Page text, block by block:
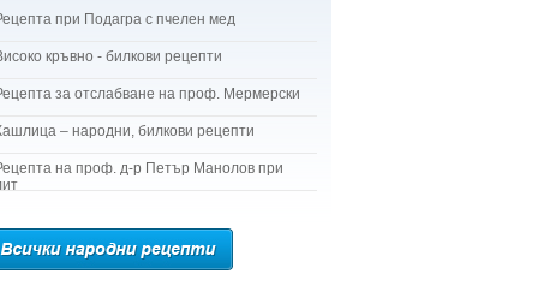
при Подагра с пчелен мед
кръвно - билкови рецепти
за отслабване на проф. Мермерски
– народни, билкови рецепти
на проф. д-р Петър Манолов при